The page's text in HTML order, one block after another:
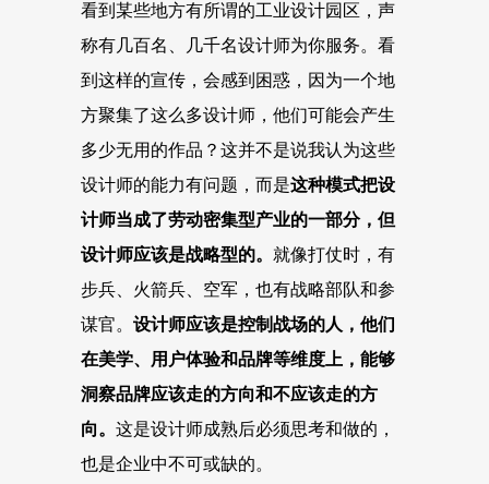
看到某些地方有所谓的工业设计园区，声
称有几百名、几千名设计师为你服务。看
到这样的宣传，会感到困惑，因为一个地
方聚集了这么多设计师，他们可能会产生
多少无用的作品？这并不是说我认为这些
设计师的能力有问题，而是这种模式把设
计师当成了劳动密集型产业的一部分，但
设计师应该是战略型的。 就像打仗时，有
步兵、火箭兵、空军，也有战略部队和参
谋官。 设计师应该是控制战场的人，他们
在美学、用户体验和品牌等维度上，能够
洞察品牌应该走的方向和不应该走的方
向。 这是设计师成熟后必须思考和做的，
也是企业中不可或缺的。